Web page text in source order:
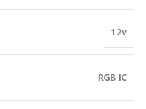
12v
RGB IC